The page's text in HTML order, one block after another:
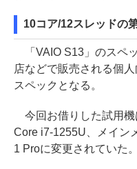
10コア/12スレッドの
「VAIO S13」のスペ
店などで販売される個
スペックとなる。
今回お借りした試用機
Core i7-1255U、メイン
1 Proに変更されていた。